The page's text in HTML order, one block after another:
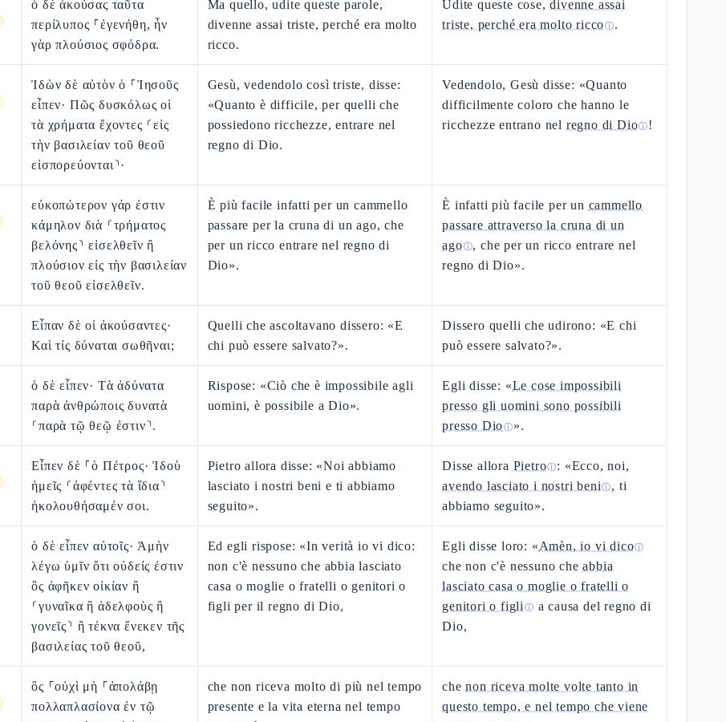
ὁ δὲ ἀκούσας ταῦτα
περίλυπος ⸀ἐγενήθη, ἦν
γὰρ πλούσιος σφόδρα.
Ma quello, udite queste parole,
divenne assai triste, perché era molto
ricco.
Udite queste cose,divenne assai
triste, perché era molto riccoⓘ.
Ἰδὼν δὲ αὐτὸν ὁ ⸀Ἰησοῦς
εἶπεν· Πῶς δυσκόλως οἱ
τὰ χρήματα ἔχοντες ⸂εἰς
τὴν βασιλείαν τοῦ θεοῦ
εἰσπορεύονται⸃·
Gesù, vedendolo così triste, disse:
«Quanto è difficile, per quelli che
possiedono ricchezze, entrare nel
regno di Dio.
Vedendolo, Gesù disse: «Quanto
difficilmente coloro che hanno le
ricchezze entrano nel regno di Dioⓘ!
εὐκοπώτερον γάρ ἐστιν
κάμηλον διὰ ⸂τρήματος
βελόνης⸃ εἰσελθεῖν ἢ
πλούσιον εἰς τὴν βασιλείαν
τοῦ θεοῦ εἰσελθεῖν.
È più facile infatti per un cammello
passare per la cruna di un ago, che
per un ricco entrare nel regno di
Dio».
È infatti più facile per un cammello
passare attraverso la cruna di un
agoⓘ, che per un ricco entrare nel
regno di Dio».
Εἶπαν δὲ οἱ ἀκούσαντες·
Καὶ τίς δύναται σωθῆναι;
Quelli che ascoltavano dissero: «E
chi può essere salvato?».
Dissero quelli che udirono: «E chi
può essere salvato?».
ὁ δὲ εἶπεν· Τὰ ἀδύνατα
παρὰ ἀνθρώποις δυνατὰ
⸂παρὰ τῷ θεῷ ἐστιν⸃.
Rispose: «Ciò che è impossibile agli
uomini, è possibile a Dio».
Egli disse: «Le cose impossibili
presso gli uomini sono possibili
presso Dioⓘ».
Εἶπεν δὲ ⸀ὁ Πέτρος· Ἰδοὺ
ἡμεῖς ⸂ἀφέντες τὰ ἴδια⸃
ἠκολουθήσαμέν σοι.
Pietro allora disse: «Noi abbiamo
lasciato i nostri beni e ti abbiamo
seguito».
Disse allora Pietroⓘ: «Ecco, noi,
avendo lasciato i nostri beni ⓘ, ti
abbiamo seguito».
ὁ δὲ εἶπεν αὐτοῖς· Ἀμὴν
λέγω ὑμῖν ὅτι οὐδείς ἐστιν
ὃς ἀφῆκεν οἰκίαν ἢ
⸂γυναῖκα ἢ ἀδελφοὺς ἢ
γονεῖς⸃ ἢ τέκνα ἕνεκεν τῆς
βασιλείας τοῦ θεοῦ,
Ed egli rispose: «In verità io vi dico:
non c'è nessuno che abbia lasciato
casa o moglie o fratelli o genitori o
figli per il regno di Dio,
Egli disse loro: «Amèn, io vi dicoⓘ
che non c'è nessuno cheabbia
lasciato casa o moglie o fratelli o
genitori o figli ⓘ a causa del regno di
Dio,
ὃς ⸀οὐχὶ μὴ ⸀ἀπολάβῃ
πολλαπλασίονα ἐν τῷ
che non riceva molto di più nel tempo
presente e la vita eterna nel tempo
chenon riceva molte volte tanto in
questo tempo, e nel tempo che viene